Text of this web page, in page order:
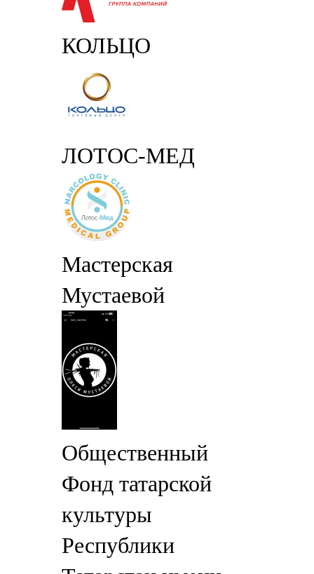
КОЛЬЦО
ЛОТОС-МЕД
Мастерская
Мустаевой
Общественный
Фонд татарской
культуры
Республики